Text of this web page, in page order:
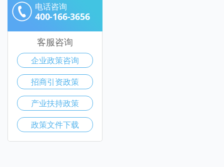
电话咨询
400-166-3656
客服咨询
企业政策咨询
招商引资政策
产业扶持政策
政策文件下载